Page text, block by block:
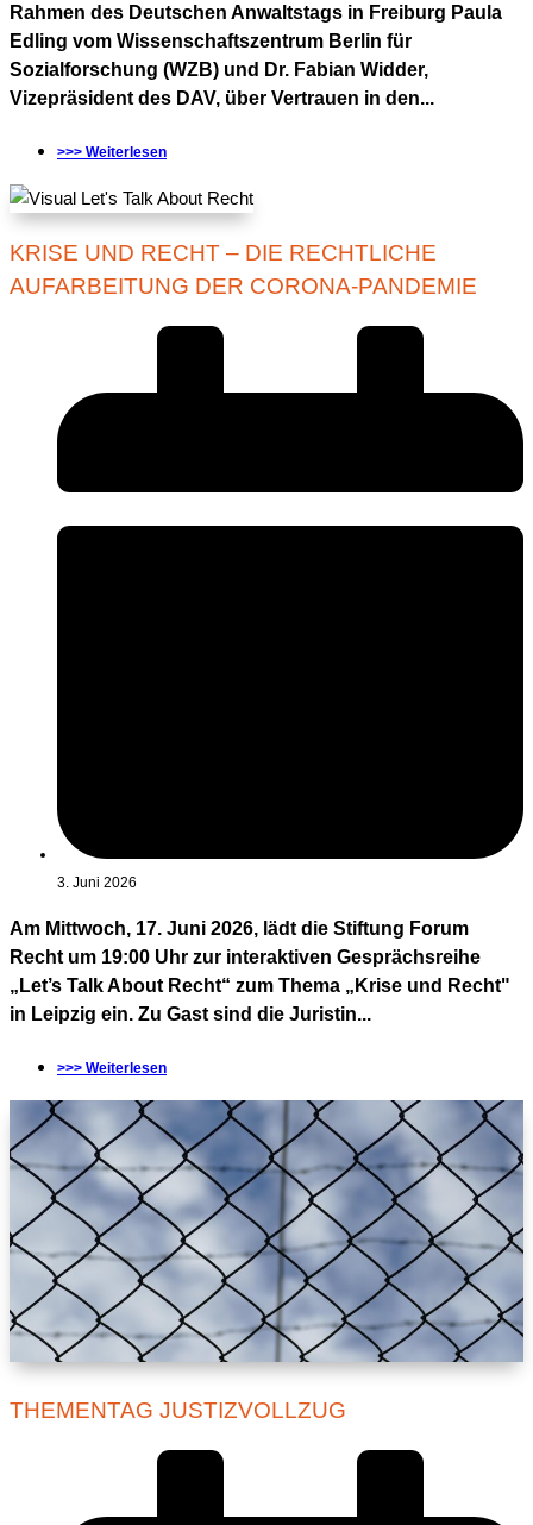
Rahmen des Deutschen Anwaltstags in Freiburg Paula
Edling vom Wissenschaftszentrum Berlin für
Sozialforschung (WZB) und Dr. Fabian Widder,
Vizepräsident des DAV, über Vertrauen in den...
>>> Weiterlesen
KRISE UND RECHT – DIE RECHTLICHE
AUFARBEITUNG DER CORONA-PANDEMIE
3. Juni 2026
Am Mittwoch, 17. Juni 2026, lädt die Stiftung Forum
Recht um 19:00 Uhr zur interaktiven Gesprächsreihe
„Let’s Talk About Recht“ zum Thema „Krise und Recht"
in Leipzig ein. Zu Gast sind die Juristin...
>>> Weiterlesen
THEMENTAG JUSTIZVOLLZUG